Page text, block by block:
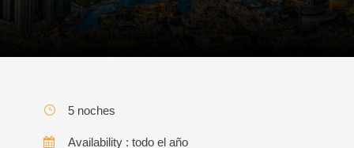
5 noches
Availability : todo el año